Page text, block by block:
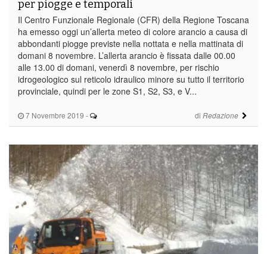
7 Novembre 2019 - di Redazione
per piogge e temporali
Il Centro Funzionale Regionale (CFR) della Regione Toscana
ha emesso oggi un’allerta meteo di colore arancio a causa di
abbondanti piogge previste nella nottata e nella mattinata di
domani 8 novembre. L’allerta arancio è fissata dalle 00.00
alle 13.00 di domani, venerdì 8 novembre, per rischio
idrogeologico sul reticolo idraulico minore su tutto il territorio
provinciale, quindi per le zone S1, S2, S3, e V...